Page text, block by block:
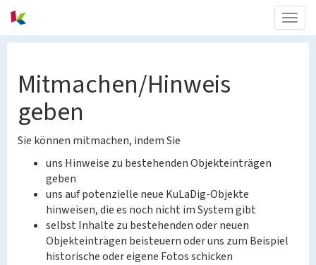
Mitmachen/Hinweis
geben
Sie können mitmachen, indem Sie
uns Hinweise zu bestehenden Objekteinträgen
geben
uns auf potenzielle neue KuLaDig-Objekte
hinweisen, die es noch nicht im System gibt
selbst Inhalte zu bestehenden oder neuen
Objekteinträgen beisteuern oder uns zum Beispiel
historische oder eigene Fotos schicken